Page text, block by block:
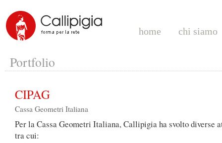
home chi siamo
Portfolio
CIPAG
Cassa Geometri Italiana
Per la Cassa Geometri Italiana, Callipigia ha svolto diverse
tra cui: